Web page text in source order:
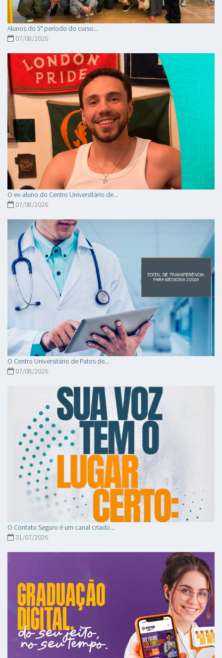
Alunos do 5° período do curso...
07/08/2026
O ex-aluno do Centro Universitário de...
07/08/2026
O Centro Universitário de Patos de...
07/08/2026
O Contato Seguro é um canal criado...
31/07/2026